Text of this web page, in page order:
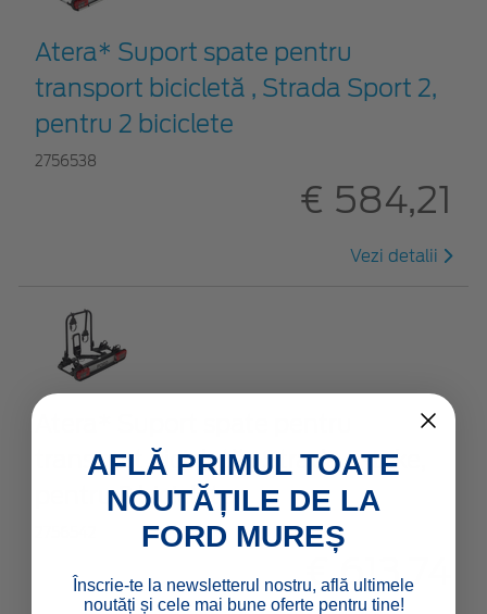
Atera* Suport spate pentru
transport bicicletă , Strada Sport 2,
pentru 2 biciclete
2756538
€ 584,21
Vezi detalii
transport bicicletă , Strada E-Bike,
pentru 2 biciclete
€ 613,74
AFLĂ PRIMUL TOATE
NOUTĂȚILE DE LA
FORD MUREȘ
Înscrie-te la newsletterul nostru, află ultimele
noutăți și cele mai bune oferte pentru tine!